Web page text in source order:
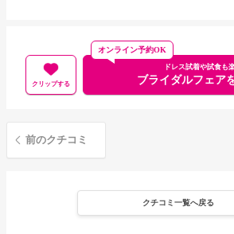
クリップする
ドレス試着や試食も
ブライダルフェア
オンライン予約OK
前のクチコミ
クチコミ一覧へ戻る